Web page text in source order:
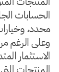
الحسابات
محدد،
وعلى الرغم
الاستثمار